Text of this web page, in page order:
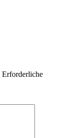
Erforderliche